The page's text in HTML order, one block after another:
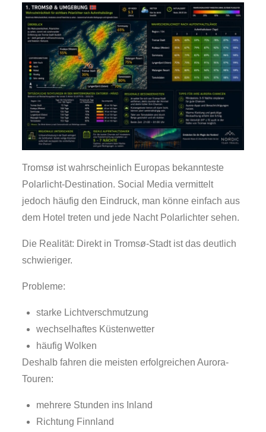
Tromsø ist wahrscheinlich Europas bekannteste
Polarlicht-Destination. Social Media vermittelt
jedoch häufig den Eindruck, man könne einfach aus
dem Hotel treten und jede Nacht Polarlichter sehen.
Die Realität: Direkt in Tromsø-Stadt ist das deutlich
schwieriger.
Probleme:
starke Lichtverschmutzung
wechselhaftes Küstenwetter
häufig Wolken
Deshalb fahren die meisten erfolgreichen Aurora-
Touren:
mehrere Stunden ins Inland
Richtung Finnland